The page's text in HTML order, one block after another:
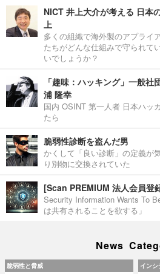
NICT 井上大介が考える 日本
上
多くの組織で海外製のアプライ
たちがどんな仕組みで守られて
いでしょうか？
「趣味：ハッキング」一般
浦 隆幸
国内 OSINT 第一人者 日本ハッ
たら
脆弱性診断を盗んだ男
かくして「良い診断」の定義が
り別物に交換されていた
[Scan PREMIUM 法人会員登
Security Information Wants To
は共有されることを欲する」
News
脆弱性と脅威 インシ